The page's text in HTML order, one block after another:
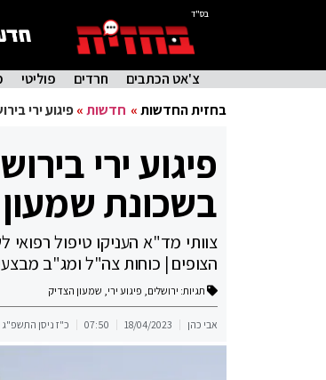
בס"ד
צ'אט הכתבים חרדים פוליטי
בחזית החדשות» חדשות»פיגוע ירי
פיגוע ירי
בשכונת
צוותי מד"א העניקו טיפול רפואי
הצופים | כוחות צה"ל ומג"ב
תגיות: ירושלים, פיגוע ירי, שמעון הצדיק
אבי כהן 18/04/2023
07:50 כ"ז ניסן התשפ"ג